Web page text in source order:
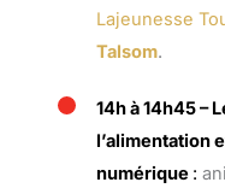
Lajeunesse
Talsom.
14h à 14h45 –
l’alimentation
numérique :